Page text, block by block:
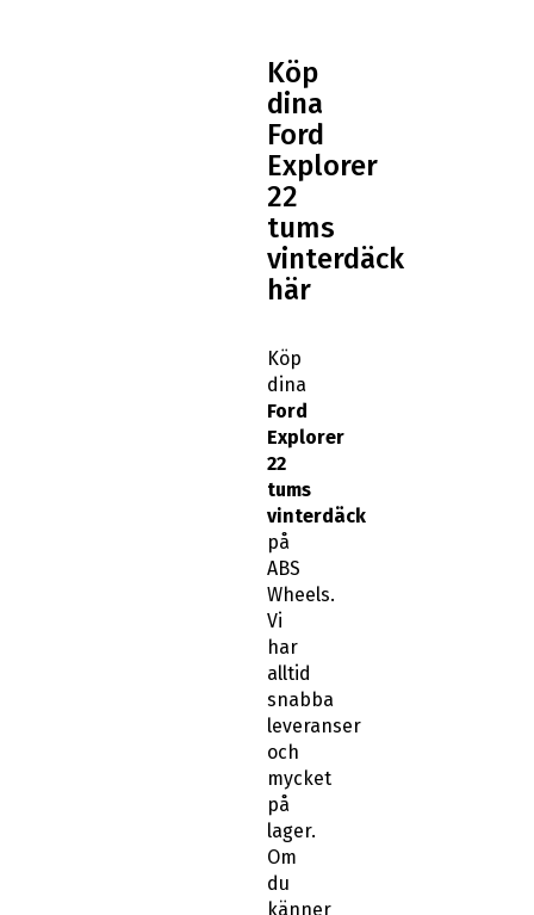
Köp
dina
Ford
Explorer
22
tums
vinterdäck
här
Köp
dina
Ford
Explorer
22
tums
vinterdäck
på
ABS
Wheels.
Vi
har
alltid
snabba
leveranser
och
mycket
på
lager.
Om
du
känner